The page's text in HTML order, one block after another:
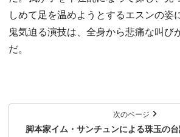
しめて足を温めようとするエスンの姿
鬼気迫る演技は、全身から悲痛な叫び
だ。
次のページ
脚本家イム・サンチュンによる珠玉の